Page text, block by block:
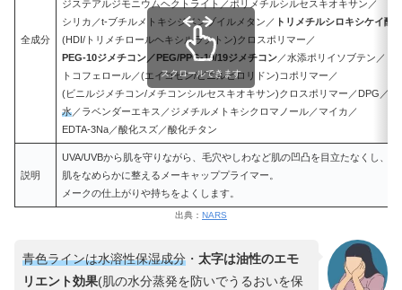
全成分
ジステアルジモニウムヘクトライト／ポリメチルシルセスキオキサン／
シリカ／t-ブチルメトキシジベンゾイルメタン／ トリメチルシロキシケイ酸
(HDI/トリメチロールヘキシルラクトン)クロスポリマー／
PEG-10ジメチコン／PEG/PPG-19/19ジメチコン／水添ポリイソブテン／
トコフェロール／(エイコセン/ビニルピロリドン)コポリマー／
(ビニルジメチコン/メチコンシルセスキオキサン)クロスポリマー／DPG／
水／ラベンダーエキス／ジメチルメトキシクロマノール／マイカ／
EDTA-3Na／酸化スズ／酸化チタン
説明
UVA/UVBから肌を守りながら、毛穴やしわなど肌の凹凸を目立たなくし、
肌をなめらかに整えるメーキャッププライマー。
メークの仕上がりや持ちをよくします。
スクロールできます
出典： NARS
青色ラインは水溶性保湿成分 ・ 太字は油性のエモ
リエント効果(肌の水分蒸発を防いでうるおいを保